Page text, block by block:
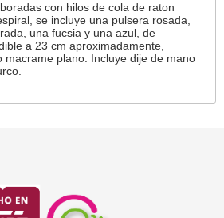
con hilos de cola de raton
se incluye una pulsera rosada,
una fucsia y una azul, de
a 23 cm aproximadamente,
macrame plano. Incluye dije de mano